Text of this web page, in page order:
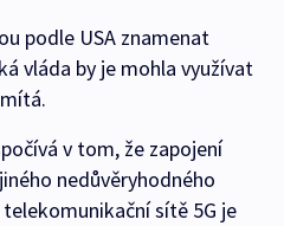
podle USA znamenat
vláda by je mohla využívat
v tom, že zapojení
nedůvěryhodného
sítě 5G je